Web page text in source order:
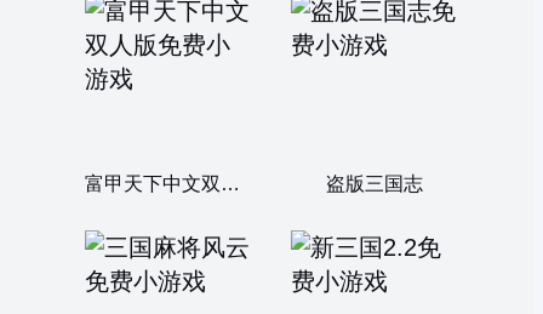
富甲天下中文双人版 盗版三国志